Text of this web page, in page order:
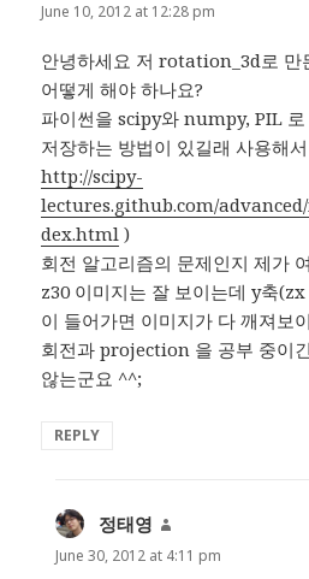
June 10, 2012 at 12:28 pm
안녕하세요 저 rotation_3d로 만
어떻게 해야 하나요?
파이썬을 scipy와 numpy, PIL
저장하는 방법이 있길래 사용해
http://scipy-
lectures.github.com/
dex.html )
회전 알고리즘의 문제인지 제가
z30 이미지는 잘 보이는데 y축
이 들어가면 이미지가 다 깨져보
회전과 projection 을 공부 중이
않는군요 ^^;
REPLY
정태영
June 30, 2012 at 4:11 pm